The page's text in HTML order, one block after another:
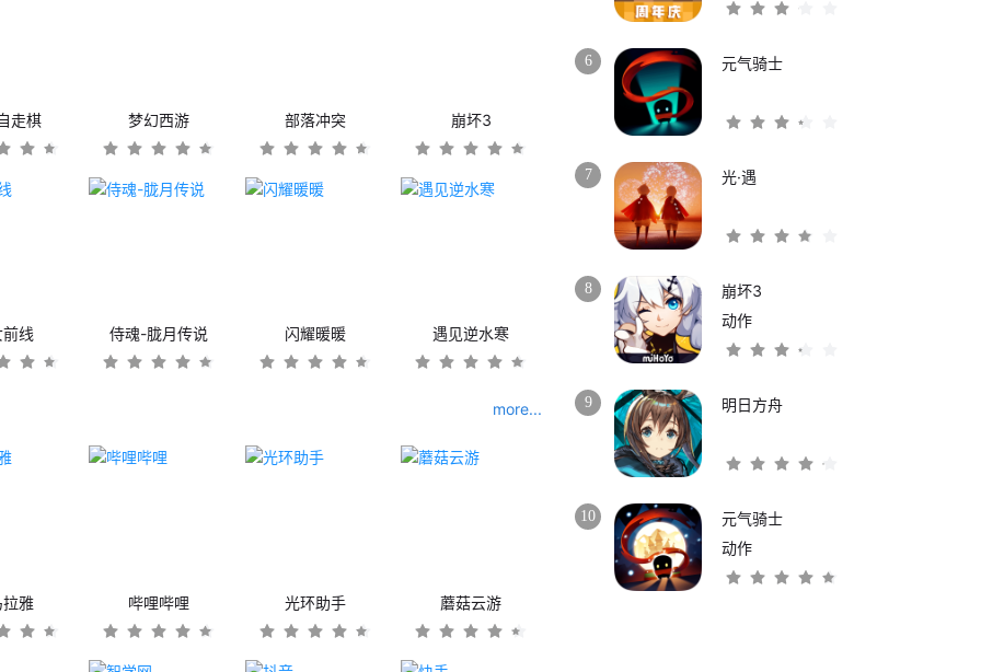
走棋 梦幻西游 部落冲突 崩坏3
线 侍魂-胧月传说 闪耀暖暖 遇见逆水寒
more...
雅 哔哩哔哩 光环助手 蘑菇云游
6 元气骑士
7 光·遇
8
崩坏3
动作
9 明日方舟
10
元气骑士
动作